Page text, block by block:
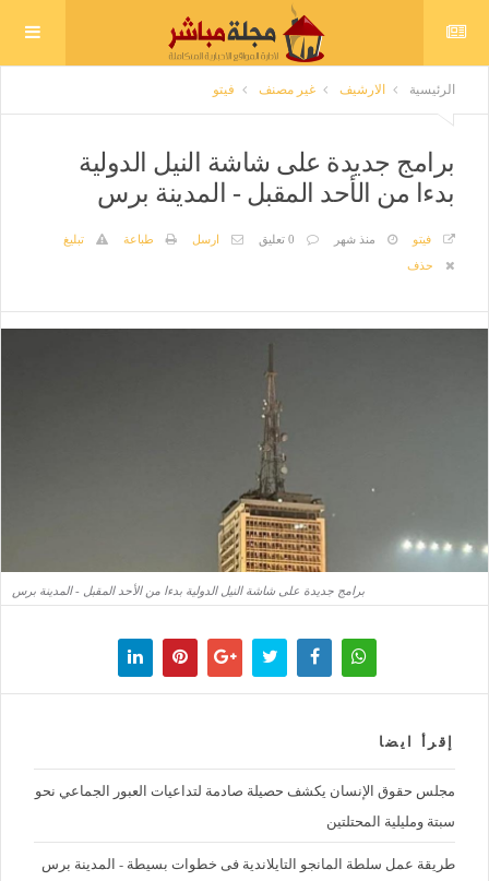
الرئيسية الارشيف غير مصنف فيتو
برامج جديدة على شاشة النيل الدولية
بدءا من الأحد المقبل - المدينة برس
فيتو منذ شهر 0 تعليق ارسل طباعة
تبليغ
حذف
برامج جديدة على شاشة النيل الدولية بدءا من الأحد المقبل - المدينة برس
إقرأ ايضا
مجلس حقوق الإنسان يكشف حصيلة صادمة لتداعيات العبور الجماعي نحو
سبتة ومليلية المحتلتين
طريقة عمل سلطة المانجو التايلاندية فى خطوات بسيطة - المدينة برس